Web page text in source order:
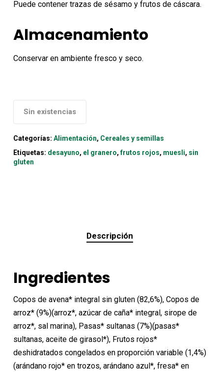
Puede contener trazas de sésamo y frutos de cáscara.
Almacenamiento
Conservar en ambiente fresco y seco.
Sin existencias
Categorías: Alimentación, Cereales y semillas
Etiquetas: desayuno, el granero,frutos rojos, muesli, sin
gluten
Descripción
Ingredientes
Copos de avena* integral sin gluten (82,6%), Copos de
arroz* (9%)(arroz*, azúcar de caña* integral, sirope de
arroz*, sal marina), Pasas* sultanas (7%)(pasas*
sultanas, aceite de girasol*), Frutos rojos*
deshidratados congelados en proporción variable (1,4%)
(arándano rojo* en trozos, arándano azul*, fresa* en